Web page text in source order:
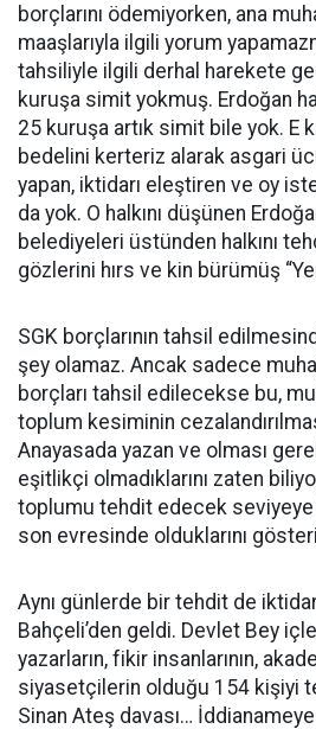
borçlarını ödemiyorken, ana
maaşlarıyla ilgili yorum
tahsiliyle ilgili derhal harekete
kuruşa simit yokmuş. Erdoğan
25 kuruşa artık simit bile yok. E
bedelini kerteriz alarak asgari
yapan, iktidarı eleştiren ve oy
da yok. O halkını düşünen
belediyeleri üstünden halkını
gözlerini hırs ve kin bürümüş
SGK borçlarının tahsil
şey olamaz. Ancak sadece
borçları tahsil edilecekse bu,
toplum kesiminin
Anayasada yazan ve olması
eşitlikçi olmadıklarını zaten
toplumu tehdit edecek seviyeye
son evresinde olduklarını
Aynı günlerde bir tehdit de
Bahçeli’den geldi. Devlet Bey
yazarların, fikir insanlarının,
siyasetçilerin olduğu 154 kişiyi
Sinan Ateş davası…